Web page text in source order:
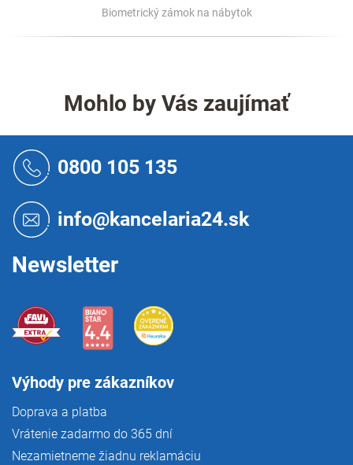
Biometrický zámok na nábytok
Mohlo by Vás zaujímať
0800 105 135
info@kancelaria24.sk
Newsletter
Výhody pre zákazníkov
Doprava a platba
Vrátenie zadarmo do 365 dní
Nezamietneme žiadnu reklamáciu